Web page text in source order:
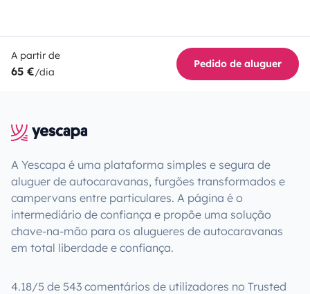
A partir de
65 €/dia
Pedido de aluguer
A Yescapa é uma plataforma simples e segura de
aluguer de autocaravanas, furgões transformados e
campervans entre particulares. A página é o
intermediário de confiança e propõe uma solução
chave-na-mão para os alugueres de autocaravanas
em total liberdade e confiança.
4.18/5 de 543 comentários de utilizadores no Trusted